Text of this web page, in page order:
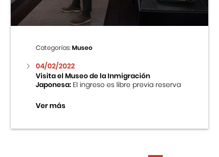
Categorías:Museo
04/02/2022
Visita el Museo de la Inmigración
Japonesa:El ingreso es libre previa reserva
Ver más